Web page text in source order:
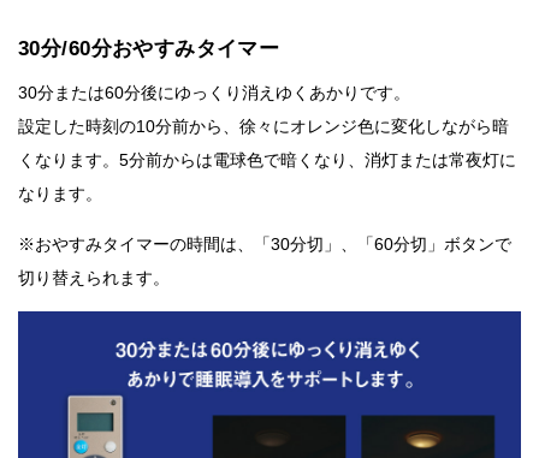
30分/60分おやすみタイマー
30分または60分後にゆっくり消えゆくあかりです。
設定した時刻の10分前から、徐々にオレンジ色に変化しながら暗
くなります。5分前からは電球色で暗くなり、消灯または常夜灯に
なります。
※おやすみタイマーの時間は、「30分切」、「60分切」ボタンで
切り替えられます。